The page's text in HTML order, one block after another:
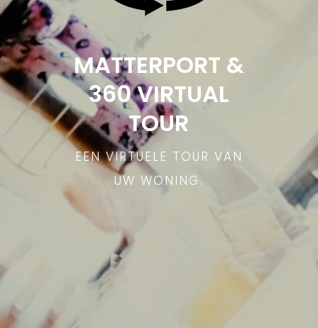
MATTERPORT &
360 VIRTUAL
TOUR
EEN VIRTUELE TOUR VAN
UW WONING.